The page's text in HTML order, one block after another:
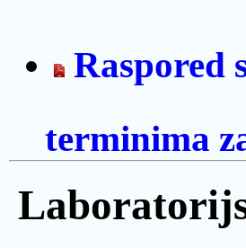
Raspored
terminima